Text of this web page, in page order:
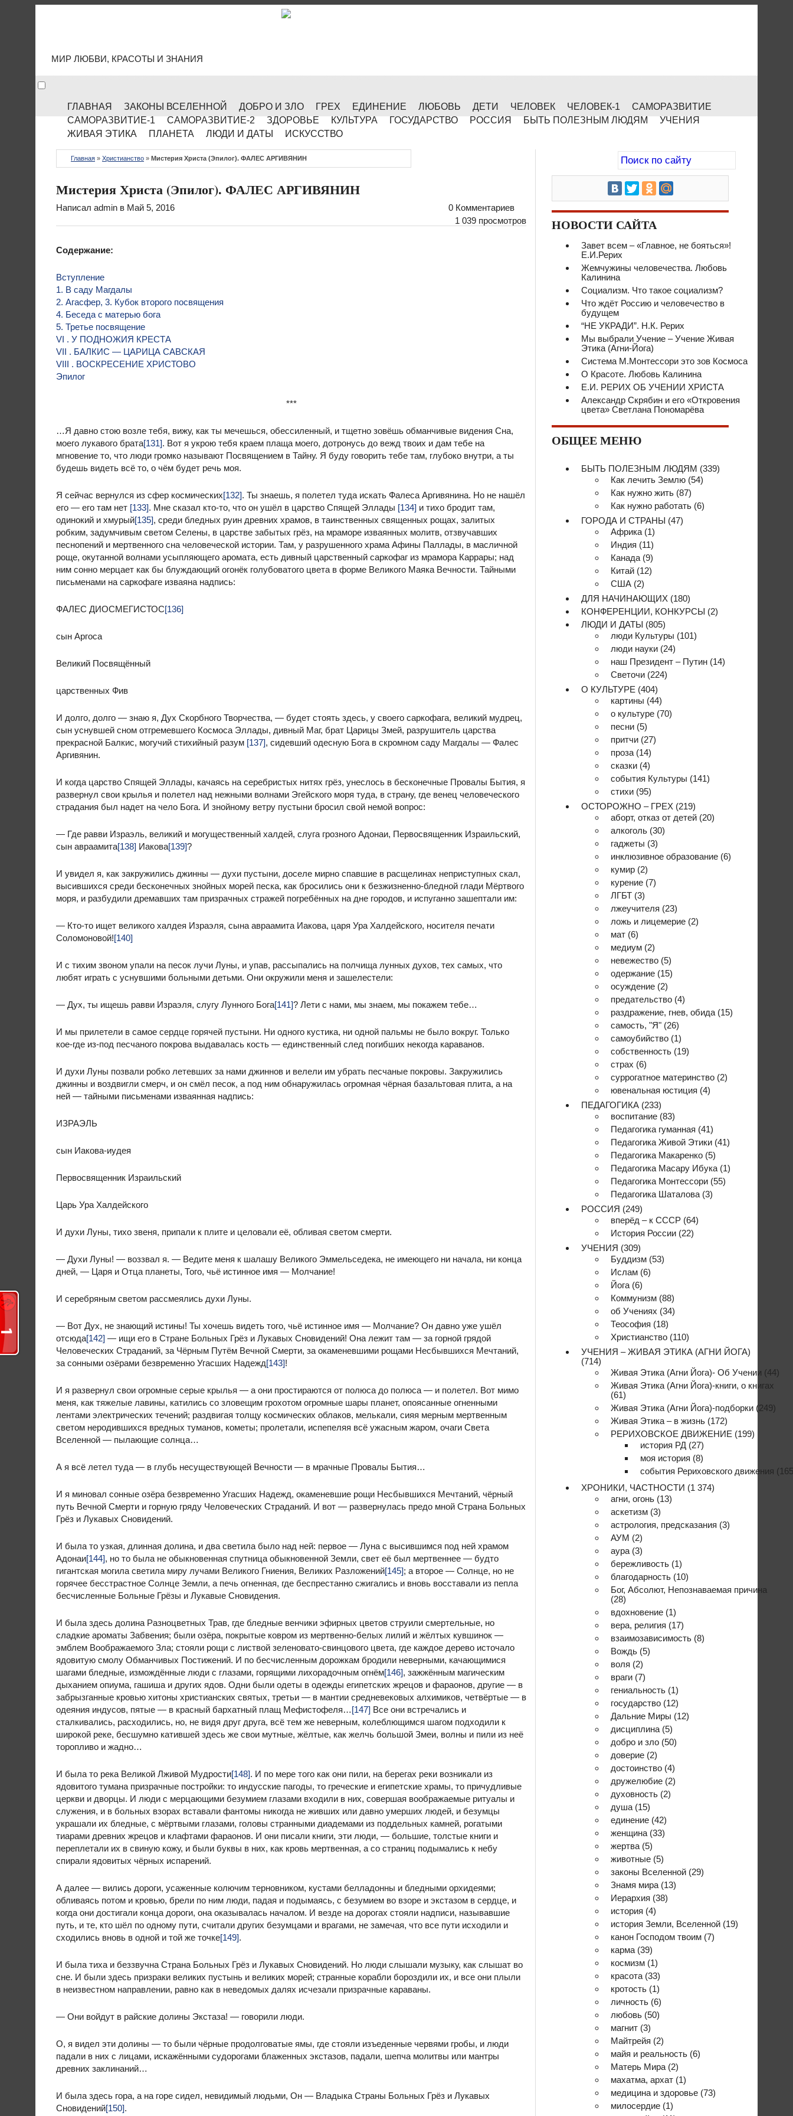
МИР ЛЮБВИ, КРАСОТЫ И ЗНАНИЯ
ГЛАВНАЯ ЗАКОНЫ ВСЕЛЕННОЙ ДОБРО И ЗЛО ГРЕХ ЕДИНЕНИЕ ЛЮБОВЬ ДЕТИ ЧЕЛОВЕК ЧЕЛОВЕК-1
САМОРАЗВИТИЕ
САМОРАЗВИТИЕ-1
САМОРАЗВИТИЕ-2 ЗДОРОВЬЕ КУЛЬТУРА ГОСУДАРСТВО РОССИЯ БЫТЬ ПОЛЕЗНЫМ ЛЮДЯМ
УЧЕНИЯ
ЖИВАЯ ЭТИКА
ПЛАНЕТА ЛЮДИ И ДАТЫ ИСКУССТВО
Главная » Христианство » Мистерия Христа (Эпилог). ФАЛЕС АРГИВЯНИН
Мистерия Христа (Эпилог). ФАЛЕС АРГИВЯНИН
Написал admin в Май 5, 2016
0 Комментариев
1 039 просмотров
Содержание:
Вступление
1. В саду Магдалы
2. Агасфер, 3. Кубок второго посвящения
4. Беседа с матерью бога
5. Третье посвящение
VI . У ПОДНОЖИЯ КРЕСТА
VII . БАЛКИС — ЦАРИЦА САВСКАЯ
VIII . ВОСКРЕСЕНИЕ ХРИСТОВО
Эпилог
***
…Я давно стою возле тебя, вижу, как ты мечешься, обессиленный, и тщетно зовёшь обманчивые видения Сна,
моего лукавого брата[131]. Вот я укрою тебя краем плаща моего, дотронусь до вежд твоих и дам тебе на
мгновение то, что люди громко называют Посвящением в Тайну. Я буду говорить тебе там, глубоко внутри, а ты
будешь видеть всё то, о чём будет речь моя.
Я сейчас вернулся из сфер космических[132]. Ты знаешь, я полетел туда искать Фалеса Аргивянина. Но не нашёл
его — его там нет [133]. Мне сказал кто-то, что он ушёл в царство Спящей Эллады [134] и тихо бродит там,
одинокий и хмурый[135], среди бледных руин древних храмов, в таинственных священных рощах, залитых
робким, задумчивым светом Селены, в царстве забытых грёз, на мраморе изваянных молитв, отзвучавших
песнопений и мертвенного сна человеческой истории. Там, у разрушенного храма Афины Паллады, в масличной
роще, окутанной волнами усыпляющего аромата, есть дивный царственный саркофаг из мрамора Каррары; над
ним сонно мерцает как бы блуждающий огонёк голубоватого цвета в форме Великого Маяка Вечности. Тайными
письменами на саркофаге изваяна надпись:
ФАЛЕС ДИОСМЕГИСТОС[136]
сын Аргоса
Великий Посвящённый
царственных Фив
И долго, долго — знаю я, Дух Скорбного Творчества, — будет стоять здесь, у своего саркофага, великий мудрец,
сын уснувшей сном отгремевшего Космоса Эллады, дивный Маг, брат Царицы Змей, разрушитель царства
прекрасной Балкис, могучий стихийный разум [137], сидевший одесную Бога в скромном саду Магдалы — Фалес
Аргивянин.
И когда царство Спящей Эллады, качаясь на серебристых нитях грёз, унеслось в бесконечные Провалы Бытия, я
развернул свои крылья и полетел над нежными волнами Эгейского моря туда, в страну, где венец человеческого
страдания был надет на чело Бога. И знойному ветру пустыни бросил свой немой вопрос:
— Где равви Израэль, великий и могущественный халдей, слуга грозного Адонаи, Первосвященник Израильский,
сын авраамита[138] Иакова[139]?
И увидел я, как закружились джинны — духи пустыни, доселе мирно спавшие в расщелинах неприступных скал,
высившихся среди бесконечных знойных морей песка, как бросились они к безжизненно-бледной глади Мёртвого
моря, и разбудили дремавших там призрачных стражей погребённых на дне городов, и испуганно зашептали им:
— Кто-то ищет великого халдея Израэля, сына авраамита Иакова, царя Ура Халдейского, носителя печати
Соломоновой![140]
И с тихим звоном упали на песок лучи Луны, и упав, рассыпались на полчища лунных духов, тех самых, что
любят играть с уснувшими больными детьми. Они окружили меня и зашелестели:
— Дух, ты ищешь равви Израэля, слугу Лунного Бога[141]? Лети с нами, мы знаем, мы покажем тебе…
И мы прилетели в самое сердце горячей пустыни. Ни одного кустика, ни одной пальмы не было вокруг. Только
кое-где из-под песчаного покрова выдавалась кость — единственный след погибших некогда караванов.
И духи Луны позвали робко летевших за нами джиннов и велели им убрать песчаные покровы. Закружились
джинны и воздвигли смерч, и он смёл песок, а под ним обнаружилась огромная чёрная базальтовая плита, а на
ней — тайными письменами изваянная надпись:
ИЗРАЭЛЬ
сын Иакова-иудея
Первосвященник Израильский
Царь Ура Халдейского
И духи Луны, тихо звеня, припали к плите и целовали её, обливая светом смерти.
— Духи Луны! — воззвал я. — Ведите меня к шалашу Великого Эммельседека, не имеющего ни начала, ни конца
дней, — Царя и Отца планеты, Того, чьё истинное имя — Молчание!
И серебряным светом рассмеялись духи Луны.
— Вот Дух, не знающий истины! Ты хочешь видеть того, чьё истинное имя — Молчание? Он давно уже ушёл
отсюда[142] — ищи его в Стране Больных Грёз и Лукавых Сновидений! Она лежит там — за горной грядой
Человеческих Страданий, за Чёрным Путём Вечной Смерти, за окаменевшими рощами Несбывшихся Мечтаний,
за сонными озёрами безвременно Угасших Надежд[143]!
И я развернул свои огромные серые крылья — а они простираются от полюса до полюса — и полетел. Вот мимо
меня, как тяжелые лавины, катились со зловещим грохотом огромные шары планет, опоясанные огненными
лентами электрических течений; раздвигая толщу космических облаков, мелькали, сияя мерным мертвенным
светом неродившихся вредных туманов, кометы; пролетали, испепеляя всё ужасным жаром, очаги Света
Вселенной — пылающие солнца…
А я всё летел туда — в глубь несуществующей Вечности — в мрачные Провалы Бытия…
И я миновал сонные озёра безвременно Угасших Надежд, окаменевшие рощи Несбывшихся Мечтаний, чёрный
путь Вечной Смерти и горную гряду Человеческих Страданий. И вот — развернулась предо мной Страна Больных
Грёз и Лукавых Сновидений.
И была то узкая, длинная долина, и два светила было над ней: первое — Луна с высившимся под ней храмом
Адонаи[144], но то была не обыкновенная спутница обыкновенной Земли, свет её был мертвеннее — будто
гигантская могила светила миру лучами Великого Гниения, Великих Разложений[145]; а второе — Солнце, но не
горячее бесстрастное Солнце Земли, а печь огненная, где беспрестанно сжигались и вновь восставали из пепла
бесчисленные Больные Грёзы и Лукавые Сновидения.
И была здесь долина Разноцветных Трав, где бледные венчики эфирных цветов струили смертельные, но
сладкие ароматы Забвения; были озёра, покрытые ковром из мертвенно-белых лилий и жёлтых кувшинок —
эмблем Воображаемого Зла; стояли рощи с листвой зеленовато-свинцового цвета, где каждое дерево источало
ядовитую смолу Обманчивых Постижений. И по бесчисленным дорожкам бродили неверными, качающимися
шагами бледные, измождённые люди с глазами, горящими лихорадочным огнём[146], зажжённым магическим
дыханием опиума, гашиша и других ядов. Одни были одеты в одежды египетских жрецов и фараонов, другие — в
забрызганные кровью хитоны христианских святых, третьи — в мантии средневековых алхимиков, четвёртые — в
одеяния индусов, пятые — в красный бархатный плащ Мефистофеля…[147] Все они встречались и
сталкивались, расходились, но, не видя друг друга, всё тем же неверным, колеблющимся шагом подходили к
широкой реке, бесшумно катившей здесь же свои мутные, жёлтые, как желчь большой Змеи, волны и пили из неё
торопливо и жадно…
И была то река Великой Лживой Мудрости[148]. И по мере того как они пили, на берегах реки возникали из
ядовитого тумана призрачные постройки: то индусские пагоды, то греческие и египетские храмы, то причудливые
церкви и дворцы. И люди с мерцающими безумием глазами входили в них, совершая воображаемые ритуалы и
служения, и в больных взорах вставали фантомы никогда не живших или давно умерших людей, и безумцы
украшали их бледные, с мёртвыми глазами, головы странными диадемами из поддельных камней, рогатыми
тиарами древних жрецов и клафтами фараонов. И они писали книги, эти люди, — большие, толстые книги и
переплетали их в свиную кожу, и были буквы в них, как кровь мертвенная, а со страниц подымались к небу
спирали ядовитых чёрных испарений.
А далее — вились дороги, усаженные колючим терновником, кустами белладонны и бледными орхидеями;
обливаясь потом и кровью, брели по ним люди, падая и подымаясь, с безумием во взоре и экстазом в сердце, и
когда они достигали конца дороги, она оказывалась началом. И везде на дорогах стояли надписи, называвшие
путь, и те, кто шёл по одному пути, считали других безумцами и врагами, не замечая, что все пути исходили и
сходились вновь в одной и той же точке[149].
И была тиха и беззвучна Страна Больных Грёз и Лукавых Сновидений. Но люди слышали музыку, как слышат во
сне. И были здесь призраки великих пустынь и великих морей; странные корабли бороздили их, и все они плыли
в неизвестном направлении, равно как в неведомых далях исчезали призрачные караваны.
— Они войдут в райские долины Экстаза! — говорили люди.
О, я видел эти долины — то были чёрные продолговатые ямы, где стояли изъеденные червями гробы, и люди
падали в них с лицами, искажёнными судорогами блаженных экстазов, падали, шепча молитвы или мантры
древних заклинаний…
И была здесь гора, а на горе сидел, невидимый людьми, Он — Владыка Страны Больных Грёз и Лукавых
Сновидений[150].
НОВОСТИ САЙТА
Завет всем – «Главное, не бояться»!
Е.И.Рерих
Жемчужины человечества. Любовь
Калинина
Социализм. Что такое социализм?
Что ждёт Россию и человечество в
будущем
“НЕ УКРАДИ”. Н.К. Рерих
Мы выбрали Учение – Учение Живая
Этика (Агни-Йога)
Система М.Монтессори это зов Космоса
О Красоте. Любовь Калинина
Е.И. РЕРИХ ОБ УЧЕНИИ ХРИСТА
Александр Скрябин и его «Откровения
цвета» Светлана Пономарёва
ОБЩЕЕ МЕНЮ
БЫТЬ ПОЛЕЗНЫМ ЛЮДЯМ (339)
Как лечить Землю (54)
Как нужно жить (87)
Как нужно работать (6)
ГОРОДА И СТРАНЫ (47)
Африка (1)
Индия (11)
Канада (9)
Китай (12)
США (2)
ДЛЯ НАЧИНАЮЩИХ (180)
КОНФЕРЕНЦИИ, КОНКУРСЫ (2)
ЛЮДИ И ДАТЫ (805)
люди Культуры (101)
люди науки (24)
наш Президент – Путин (14)
Светочи (224)
О КУЛЬТУРЕ (404)
картины (44)
о культуре (70)
песни (5)
притчи (27)
проза (14)
сказки (4)
события Культуры (141)
стихи (95)
ОСТОРОЖНО – ГРЕХ (219)
аборт, отказ от детей (20)
алкоголь (30)
гаджеты (3)
инклюзивное образование (6)
кумир (2)
курение (7)
ЛГБТ (3)
лжеучителя (23)
ложь и лицемерие (2)
мат (6)
медиум (2)
невежество (5)
одержание (15)
осуждение (2)
предательство (4)
раздражение, гнев, обида (15)
самость, "Я" (26)
самоубийство (1)
собственность (19)
страх (6)
суррогатное материнство (2)
ювенальная юстиция (4)
ПЕДАГОГИКА (233)
воспитание (83)
Педагогика гуманная (41)
Педагогика Живой Этики (41)
Педагогика Макаренко (5)
Педагогика Масару Ибука (1)
Педагогика Монтессори (55)
Педагогика Шаталова (3)
РОССИЯ (249)
вперёд – к СССР (64)
История России (22)
УЧЕНИЯ (309)
Буддизм (53)
Ислам (6)
Йога (6)
Коммунизм (88)
об Учениях (34)
Теософия (18)
Христианство (110)
УЧЕНИЯ – ЖИВАЯ ЭТИКА (АГНИ ЙОГА)
(714)
Живая Этика (Агни Йога)- Об Учении (44)
Живая Этика (Агни Йога)-книги, о книгах
(61)
Живая Этика (Агни Йога)-подборки (249)
Живая Этика – в жизнь (172)
РЕРИХОВСКОЕ ДВИЖЕНИЕ (199)
история РД (27)
моя история (8)
события Рериховского движения
ХРОНИКИ, ЧАСТНОСТИ (1 374)
агни, огонь (13)
аскетизм (3)
астрология, предсказания (3)
АУМ (2)
аура (3)
бережливость (1)
благодарность (10)
Бог, Абсолют, Непознаваемая причина
(28)
вдохновение (1)
вера, религия (17)
взаимозависимость (8)
Вождь (5)
воля (2)
враги (7)
гениальность (1)
государство (12)
Дальние Миры (12)
дисциплина (5)
добро и зло (50)
доверие (2)
достоинство (4)
дружелюбие (2)
духовность (2)
душа (15)
единение (42)
женщина (33)
жертва (5)
животные (5)
законы Вселенной (29)
Знамя мира (13)
Иерархия (38)
история (4)
история Земли, Вселенной (19)
канон Господом твоим (7)
карма (39)
космизм (1)
красота (33)
кротость (1)
личность (6)
любовь (50)
магнит (3)
Майтрейя (2)
майя и реальность (6)
Матерь Мира (2)
махатма, архат (1)
медицина и здоровье (73)
милосердие (1)